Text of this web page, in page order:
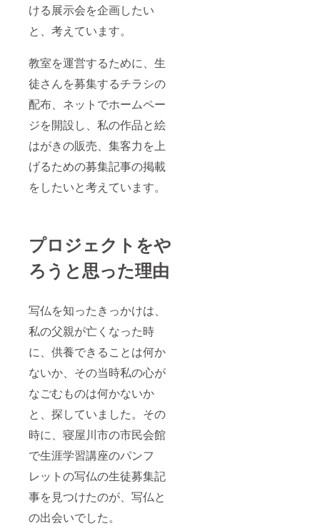
ける展示会を企画したい
と、考えています。
教室を運営するために、生
徒さんを募集するチラシの
配布、ネットでホームペー
ジを開設し、私の作品と絵
はがきの販売、集客力を上
げるための募集記事の掲載
をしたいと考えています。
プロジェクトをや
ろうと思った理由
写仏を知ったきっかけは、
私の父親が亡くなった時
に、供養できることは何か
ないか、その当時私の心が
なごむものは何かないか
と、探していました。その
時に、寝屋川市の市民会館
で生涯学習講座のパンフ
レットの写仏の生徒募集記
事を見つけたのが、写仏と
の出会いでした。